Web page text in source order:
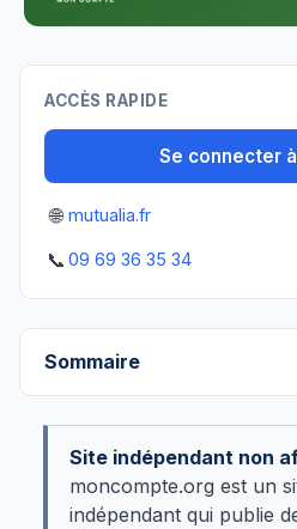
ACCÈS RAPIDE
Se connecter
🌐 mutualia.fr
📞 09 69 36 35 34
Sommaire
Site indépendant non
moncompte.org est un
indépendant qui publie